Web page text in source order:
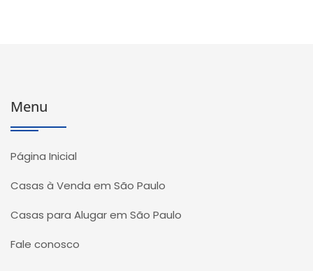
Menu
Página Inicial
Casas à Venda em São Paulo
Casas para Alugar em São Paulo
Fale conosco